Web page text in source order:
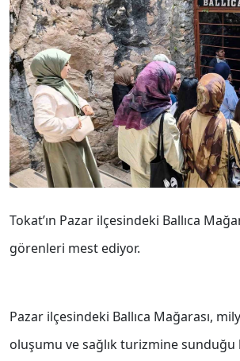
Tokat’ın Pazar ilçesindeki Ballıca
görenleri mest ediyor.
Pazar ilçesindeki Ballıca Mağarası,
oluşumu ve sağlık turizmine sunduğu